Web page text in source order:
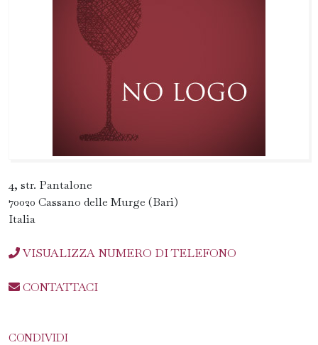
4, str. Pantalone
70020 Cassano delle Murge (Bari)
Italia
VISUALIZZA NUMERO DI TELEFONO
CONTATTACI
CONDIVIDI